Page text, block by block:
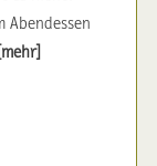
Abendessen
[mehr]